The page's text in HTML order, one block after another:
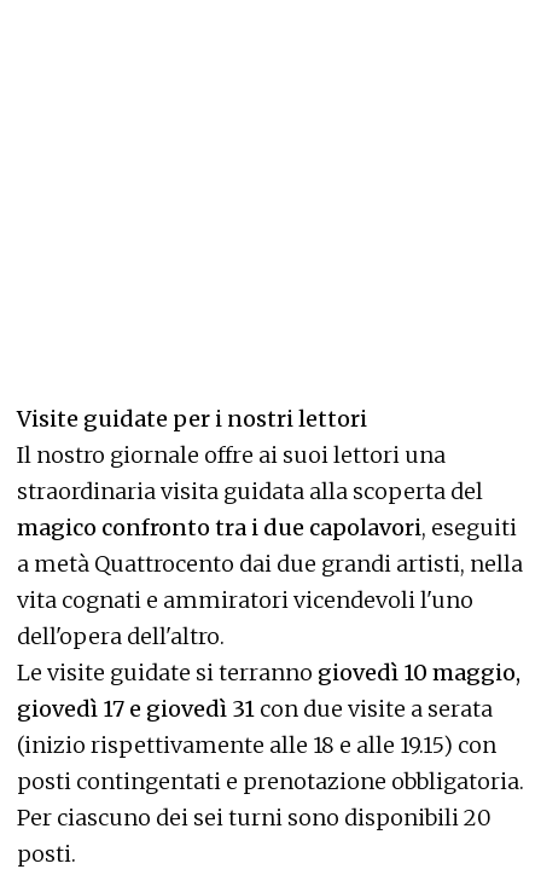
Visite guidate per i nostri lettori
Il nostro giornale offre ai suoi lettori una
straordinaria visita guidata alla scoperta del
magico confronto tra i due capolavori, eseguiti
a metà Quattrocento dai due grandi artisti, nella
vita cognati e ammiratori vicendevoli l'uno
dell'opera dell'altro.
Le visite guidate si terranno giovedì 10 maggio,
giovedì 17 e giovedì 31 con due visite a serata
(inizio rispettivamente alle 18 e alle 19.15) con
posti contingentati e prenotazione obbligatoria.
Per ciascuno dei sei turni sono disponibili 20
posti.